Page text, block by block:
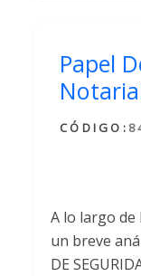
Papel
CÓDIGO:
A lo largo de
un breve
DE